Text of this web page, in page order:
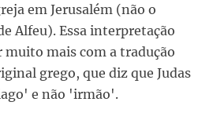
em Jerusalém (não o
Alfeu). Essa interpretação
muito mais com a tradução
grego, que diz que Judas
e não 'irmão'.